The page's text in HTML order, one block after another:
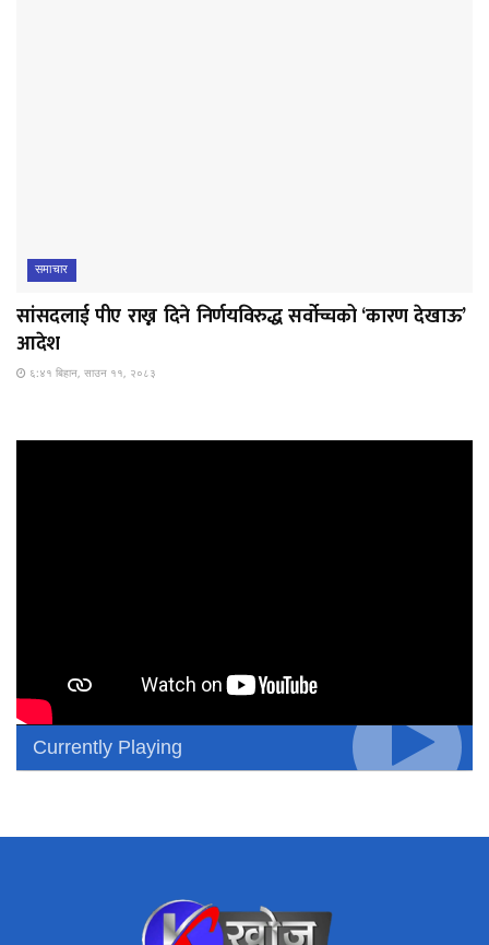
समाचार
सांसदलाई पीए राख्न दिने निर्णयविरुद्ध सर्वोच्चको ‘कारण देखाऊ’
आदेश
६:४१ बिहान, साउन ११, २०८३
Currently Playing